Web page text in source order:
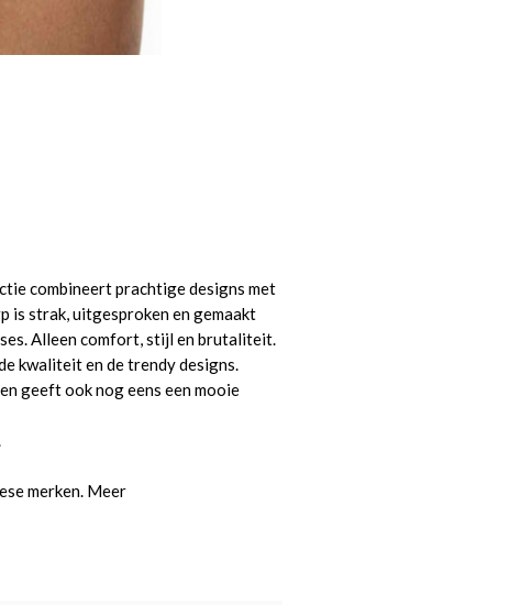
combineert prachtige designs met
is strak, uitgesproken en gemaakt
Alleen comfort, stijl en brutaliteit.
kwaliteit en de trendy designs.
geeft ook nog eens een mooie
merken. Meer